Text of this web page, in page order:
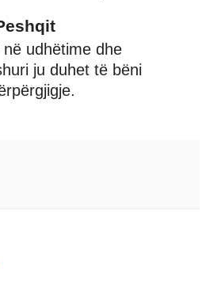
udhëtime dhe
ju duhet të bëni